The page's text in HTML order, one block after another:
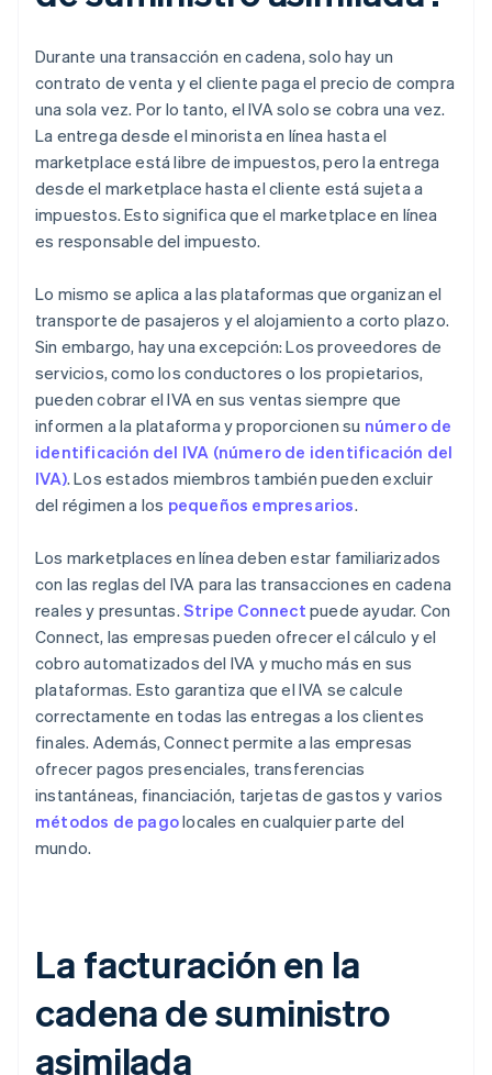
Durante una transacción en cadena, solo hay un
contrato de venta y el cliente paga el precio de compra
una sola vez. Por lo tanto, el IVA solo se cobra una vez.
La entrega desde el minorista en línea hasta el
marketplace está libre de impuestos, pero la entrega
desde el marketplace hasta el cliente está sujeta a
impuestos. Esto significa que el marketplace en línea
es responsable del impuesto.
Lo mismo se aplica a las plataformas que organizan el
transporte de pasajeros y el alojamiento a corto plazo.
Sin embargo, hay una excepción: Los proveedores de
servicios, como los conductores o los propietarios,
pueden cobrar el IVA en sus ventas siempre que
informen a la plataforma y proporcionen su número de
identificación del IVA (número de identificación del
IVA). Los estados miembros también pueden excluir
del régimen a los pequeños empresarios.
Los marketplaces en línea deben estar familiarizados
con las reglas del IVA para las transacciones en cadena
reales y presuntas. Stripe Connect puede ayudar. Con
Connect, las empresas pueden ofrecer el cálculo y el
cobro automatizados del IVA y mucho más en sus
plataformas. Esto garantiza que el IVA se calcule
correctamente en todas las entregas a los clientes
finales. Además, Connect permite a las empresas
ofrecer pagos presenciales, transferencias
instantáneas, financiación, tarjetas de gastos y varios
métodos de pagolocales en cualquier parte del
mundo.
La facturación en la
cadena de suministro
asimilada